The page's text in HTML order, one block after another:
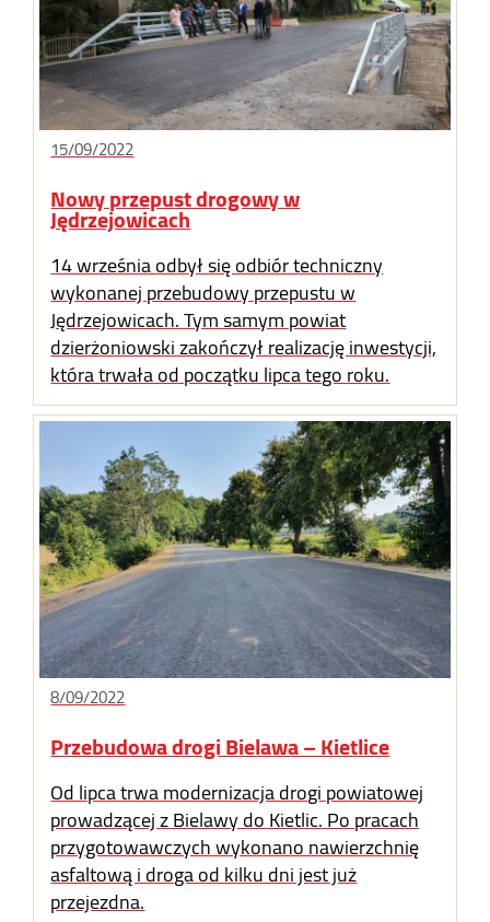
15/09/2022
Nowy przepust drogowy w
Jędrzejowicach
14 września odbył się odbiór techniczny
wykonanej przebudowy przepustu w
Jędrzejowicach. Tym samym powiat
dzierżoniowski zakończył realizację inwestycji,
która trwała od początku lipca tego roku.
8/09/2022
Przebudowa drogi Bielawa – Kietlice
Od lipca trwa modernizacja drogi powiatowej
prowadzącej z Bielawy do Kietlic. Po pracach
przygotowawczych wykonano nawierzchnię
asfaltową i droga od kilku dni jest już
przejezdna.